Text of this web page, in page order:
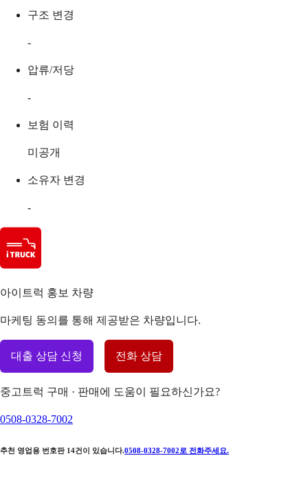
구조 변경
-
압류/저당
-
보험 이력
미공개
소유자 변경
-
아이트럭 홍보 차량
마케팅 동의를 통해 제공받은 차량입니다.
대출 상담 신청 전화 상담
중고트럭 구매 · 판매에 도움이 필요하신가요?
0508-0328-7002
추천 영업용 번호판 14건이 있습니다.0508-0328-7002 로 전화주세요.